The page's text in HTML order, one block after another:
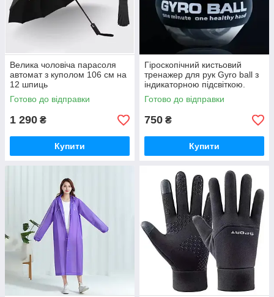
Велика чоловіча парасоля
автомат з куполом 106 см на
12 шпиць
Готово до відправки
1 290 ₴
Купити
Гіроскопічний кистьовий
тренажер для рук Gyro ball з
індикаторною підсвіткою.
Готово до відправки
750 ₴
Купити